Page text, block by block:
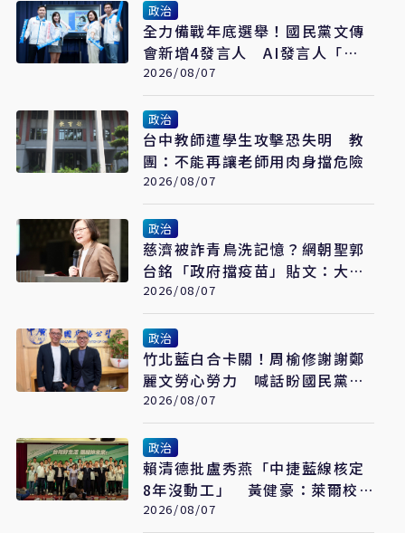
政治
全力備戰年底選舉！國民黨文傳
會新增4發言人 AI發言人「鄭
小文」亮相
2026/08/07
政治
台中教師遭學生攻擊恐失明 教
團：不能再讓老師用肉身擋危險
2026/08/07
政治
慈濟被詐青鳥洗記憶？網朝聖郭
台銘「政府擋疫苗」貼文：大小
姐說不要買
2026/08/07
政治
竹北藍白合卡關！周榆修謝謝鄭
麗文勞心勞力 喊話盼國民黨說
到做到
2026/08/07
政治
賴清德批盧秀燕「中捷藍線核定
8年沒動工」 黃健豪：萊爾校
長開口就說謊
2026/08/07